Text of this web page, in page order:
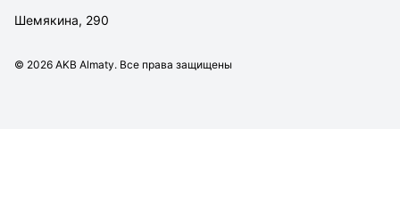
Шемякина, 290
© 2026 AKB Almaty. Все права защищены